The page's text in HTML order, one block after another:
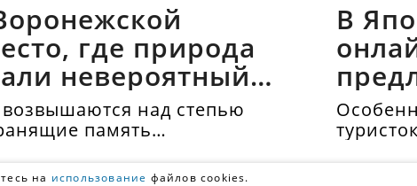
где природа
невероятный
над степью
память
В
на использование файлов cookies.